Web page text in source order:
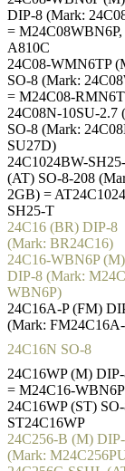
DIP-8 (Mark:
= M24C08WBN6P,
A810C
24C08-WMN6TP
SO-8 (Mark:
= M24C08-
24C08N-10SU-2.7
SO-8 (Mark:
SU27D)
24C1024BW-
(AT) SO-8-208
2GB) =
SH25-T
24C16 (BR) DIP-8
(Mark: BR24C16)
24C16-WBN6P (M)
DIP-8 (Mark:
WBN6P)
24C16A-P (FM)
(Mark:
24C16N SO-8
24C16WP (M)
= M24C16-WBN6P
24C16WP (ST)
ST24C16WP
24C256-B (M)
(Mark: